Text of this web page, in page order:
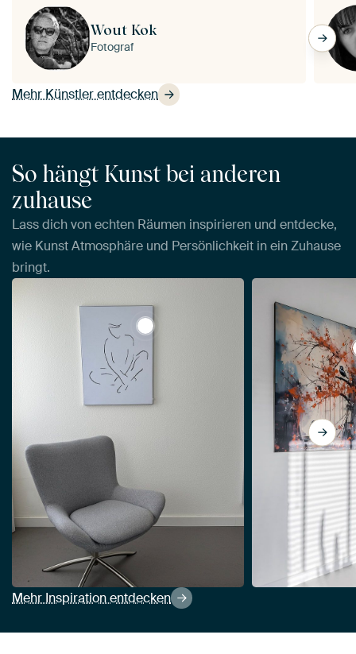
Mehr Künstler entdecken
Wout Kok
Fotograf
So hängt Kunst bei anderen
zuhause
Lass dich von echten Räumen inspirieren und entdecke,
wie Kunst Atmosphäre und Persönlichkeit in ein Zuhause
bringt.
Mehr Inspiration entdecken
View Patient (Strichzeichnung